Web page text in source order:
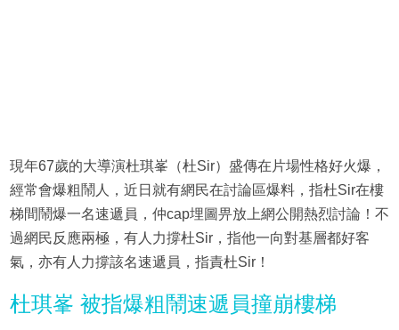
現年67歲的大導演杜琪峯（杜Sir）盛傳在片場性格好火爆，
經常會爆粗鬧人，近日就有網民在討論區爆料，指杜Sir在樓
梯間鬧爆一名速遞員，仲cap埋圖畀放上網公開熱烈討論！不
過網民反應兩極，有人力撐杜Sir，指他一向對基層都好客
氣，亦有人力撐該名速遞員，指責杜Sir！
杜琪峯 被指爆粗鬧速遞員撞崩樓梯